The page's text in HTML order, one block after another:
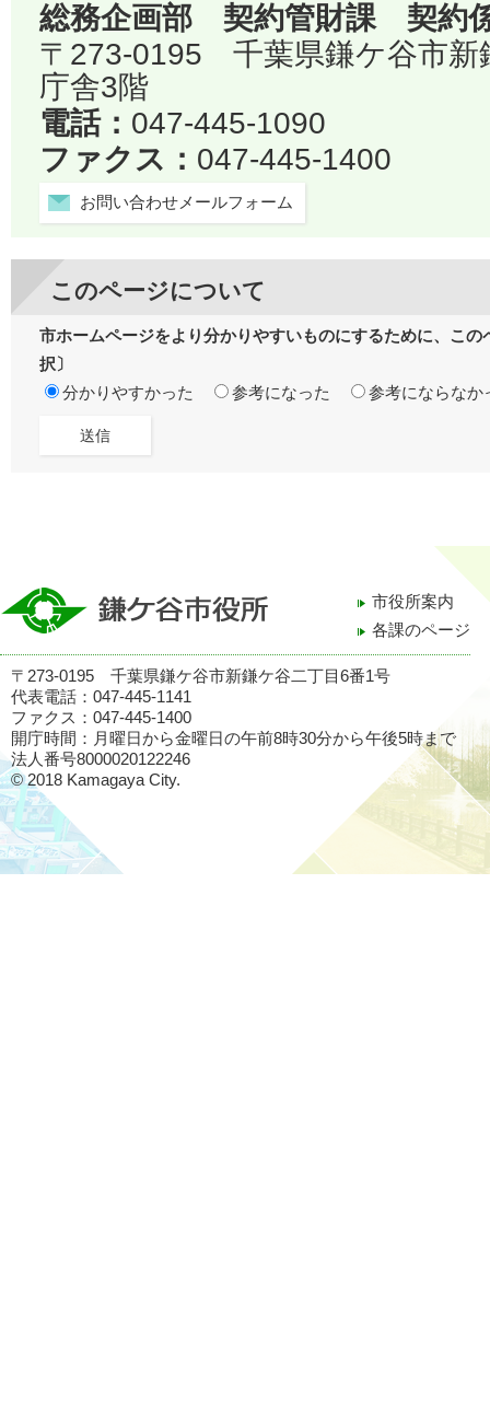
総務企画部 契約管財課 契約
〒273-0195 千葉県鎌ケ谷市
庁舎3階
電話： 047-445-1090
ファクス： 047-445-1400
お問い合わせメールフォーム
このページについて
市ホームページをより分かりやすいものにするために、こ
択〕
分かりやすかった
参考になった 参考にならなか
市役所案内
各課のページ
〒273-0195 千葉県鎌ケ谷市新鎌ケ谷二丁目6番1号
代表電話：047-445-1141
ファクス：047-445-1400
開庁時間：月曜日から金曜日の午前8時30分から午後5時まで
法人番号8000020122246
© 2018 Kamagaya City.